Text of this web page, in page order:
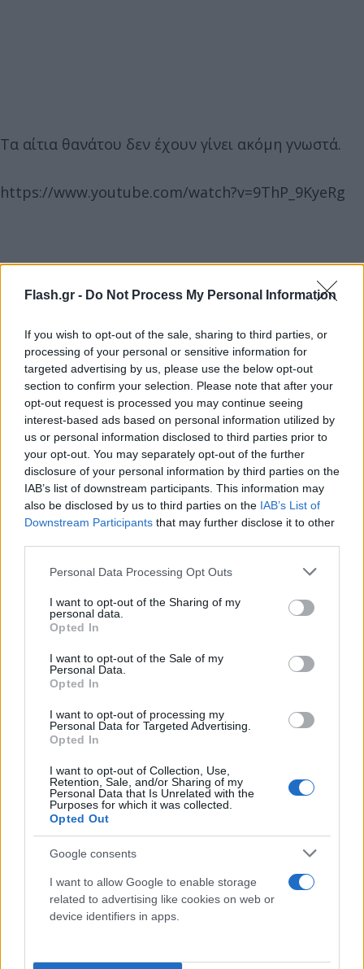
Flash.gr - Do Not Process My Personal Information
If you wish to opt-out of the sale, sharing to third parties, or
processing of your personal or sensitive information for
targeted advertising by us, please use the below opt-out
section to confirm your selection. Please note that after your
opt-out request is processed you may continue seeing
interest-based ads based on personal information utilized by
us or personal information disclosed to third parties prior to
your opt-out. You may separately opt-out of the further
disclosure of your personal information by third parties on the
IAB’s list of downstream participants. This information may
also be disclosed by us to third parties on the IAB’s List of
Downstream Participants that may further disclose it to other
Please note that this website/app uses one or more Google
not limited to your visit or usage behaviour. You may click to
grant or deny consent to Google and its third-party tags to
use your data for below specified purposes in below Google
consent section.
Personal Data Processing Opt Outs
I want to opt-out of the Sharing of my
personal data.
Opted In
I want to opt-out of the Sale of my
Personal Data.
Opted In
I want to opt-out of processing my
Personal Data for Targeted Advertising.
Opted In
I want to opt-out of Collection, Use,
Retention, Sale, and/or Sharing of my
Personal Data that Is Unrelated with the
Purposes for which it was collected.
Opted Out
Google consents
I want to allow Google to enable storage
related to advertising like cookies on web or
device identifiers in apps.
Τα αίτια θανάτου δεν έχουν γίνει ακόμη γνωστά.
https://www.youtube.com/watch?v=9ThP_9KyeRg
λογαριασμό του στο Twitter πως ο Τζακ Νάιτ ήταν
ένας πληθωρικός και ειλικρινής κωμικός.
«Θα μας λείψει πάρα πολύ».
https://www.youtube.com/watch?v=BIQYOhtPw9g
«Peacock» έκαναν μια κοινή δήλωση στο Hollywood